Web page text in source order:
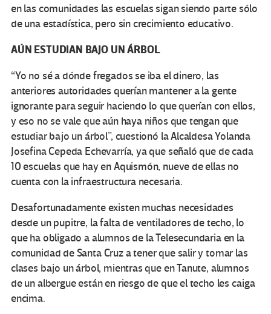
en las comunidades las escuelas sigan siendo parte sólo
de una estadística, pero sin crecimiento educativo.
AÚN ESTUDIAN BAJO UN ÁRBOL
“Yo no sé a dónde fregados se iba el dinero, las
anteriores autoridades querían mantener a la gente
ignorante para seguir haciendo lo que querían con ellos,
y eso no se vale que aún haya niños que tengan que
estudiar bajo un árbol”, cuestionó la Alcaldesa Yolanda
Josefina Cepeda Echevarría, ya que señaló que de cada
10 escuelas que hay en Aquismón, nueve de ellas no
cuenta con la infraestructura necesaria.
Desafortunadamente existen muchas necesidades
desde un pupitre, la falta de ventiladores de techo, lo
que ha obligado a alumnos de la Telesecundaria en la
comunidad de Santa Cruz a tener que salir y tomar las
clases bajo un árbol, mientras que en Tanute, alumnos
de un albergue están en riesgo de que el techo les caiga
encima.